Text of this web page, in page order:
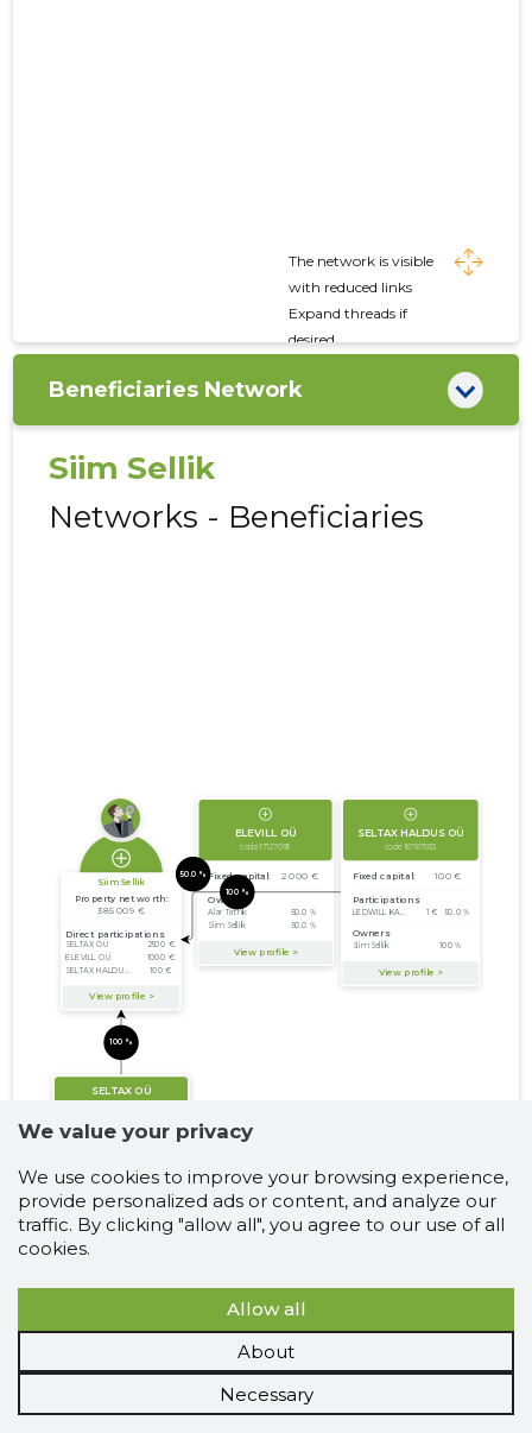
The network is visible
with reduced links
Expand threads if
desired
Beneficiaries Network
Siim Sellik
Networks - Beneficiaries
We value your privacy
We use cookies to improve your browsing experience,
provide personalized ads or content, and analyze our
traffic. By clicking "allow all", you agree to our use of all
cookies.
Allow all
About
Necessary